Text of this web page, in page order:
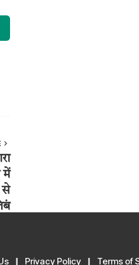
Privacy Policy Terms of